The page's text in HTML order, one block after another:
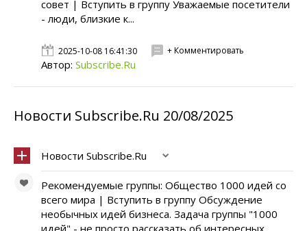
совет | Вступить в группу Уважаемые посетители
- люди, близкие к...
2025-10-08 16:41:30 + Комментировать
Автор: Subscribe.Ru
Новости Subscribe.Ru 20/08/2025
Новости Subscribe.Ru
Рекомендуемые группы: Общество 1000 идей со
всего мира | Вступить в группу Обсуждение
необычных идей бизнеса. Задача группы "1000
идей" - не просто рассказать об интересных